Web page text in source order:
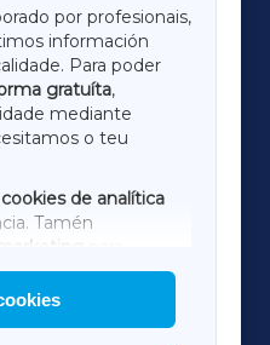
por profesionais,
información
Para poder
gratuíta,
mediante
o teu
cookies de analítica
Tamén
a elección das